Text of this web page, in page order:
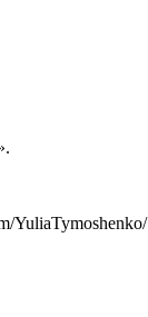
YuliaTymoshenko/